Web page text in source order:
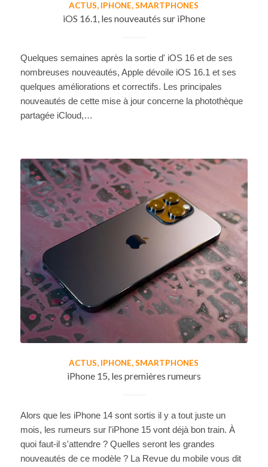
ACTUS, IPHONE,SMARTPHONES
iOS 16.1, les nouveautés sur iPhone
Quelques semaines après la sortie d' iOS 16 et de ses
nombreuses nouveautés, Apple dévoile iOS 16.1 et ses
quelques améliorations et correctifs. Les principales
nouveautés de cette mise à jour concerne la photothèque
partagée iCloud,…
ACTUS, IPHONE,SMARTPHONES
iPhone 15, les premières rumeurs
Alors que les iPhone 14 sont sortis il y a tout juste un
mois, les rumeurs sur l'iPhone 15 vont déjà bon train. À
quoi faut-il s'attendre ? Quelles seront les grandes
nouveautés de ce modèle ? La Revue du mobile vous dit